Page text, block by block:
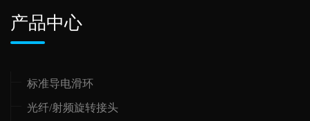
产品中心
标准导电滑环
光纤/射频旋转接头